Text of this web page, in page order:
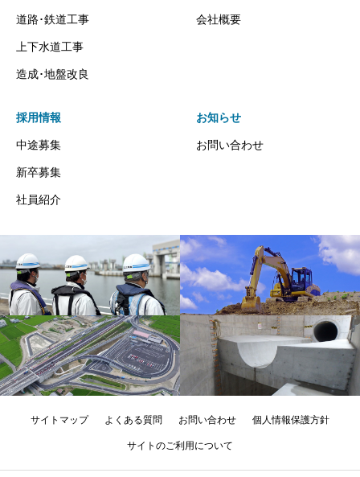
道路･鉄道工事
上下水道工事
造成･地盤改良
会社概要
採用情報
中途募集
新卒募集
社員紹介
お知らせ
お問い合わせ
サイトマップ よくある質問 お問い合わせ 個人情報保護方針
サイトのご利用について